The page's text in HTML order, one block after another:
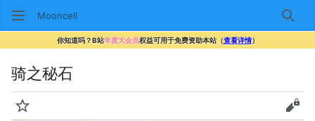
Mooncell 搜索
你知道吗？B站年度大会员权益可用于免费资助本站（查看详情）
骑之秘石
监视 查看